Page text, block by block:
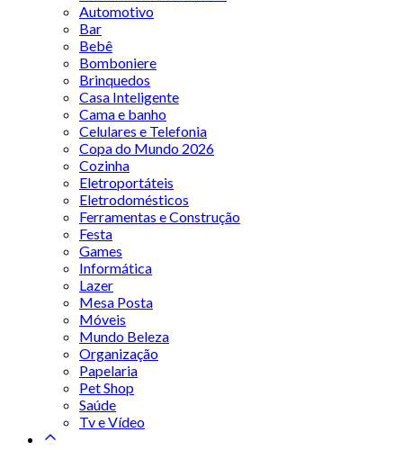
Automotivo
Bar
Bebê
Bomboniere
Brinquedos
Casa Inteligente
Cama e banho
Celulares e Telefonia
Copa do Mundo 2026
Cozinha
Eletroportáteis
Eletrodomésticos
Ferramentas e Construção
Festa
Games
Informática
Lazer
Mesa Posta
Móveis
Mundo Beleza
Organização
Papelaria
Pet Shop
Saúde
Tv e Vídeo